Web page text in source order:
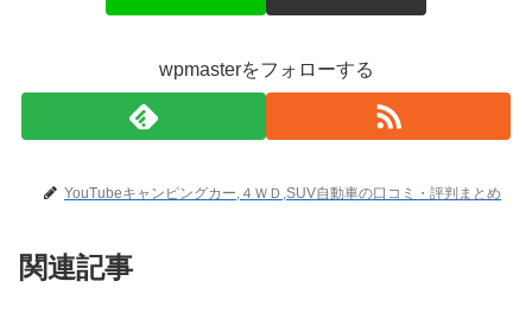
wpmasterをフォローする
YouTubeキャンピングカー,４ＷＤ,SUV自動車の口コミ・評判まとめ
関連記事